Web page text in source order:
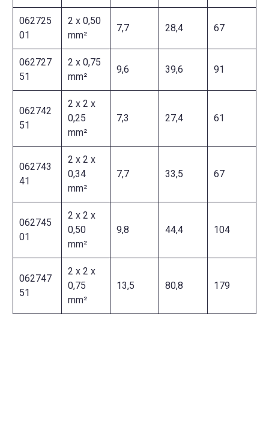
062725
01
2 x 0,50
mm²
7,7 28,4 67
062727
51
2 x 0,75
mm²
9,6 39,6 91
062742
51
2 x 2 x
0,25
mm²
7,3 27,4 61
062743
41
2 x 2 x
0,34
mm²
7,7 33,5 67
062745
01
2 x 2 x
0,50
mm²
9,8 44,4 104
062747
51
2 x 2 x
0,75
mm²
13,5 80,8 179